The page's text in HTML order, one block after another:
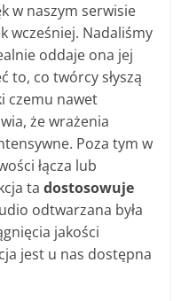
w naszym serwisie
wcześniej. Nadaliśmy
oddaje ona jej
to, co twórcy słyszą
czemu nawet
że wrażenia
Poza tym w
łącza lub
tadostosowuje
odtwarzana była
jakości
jest u nas dostępna